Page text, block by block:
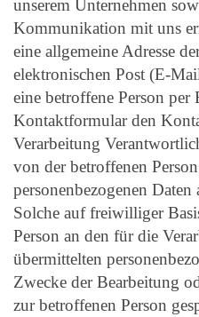
unserem Unternehmen
Kommunikation mit uns
eine allgemeine Adresse
elektronischen Post (E-
eine betroffene Person
Kontaktformular den
Verarbeitung
von der betroffenen
personenbezogenen
Solche auf freiwilliger
Person an den für die
übermittelten
Zwecke der Bearbeitung
zur betroffenen Person